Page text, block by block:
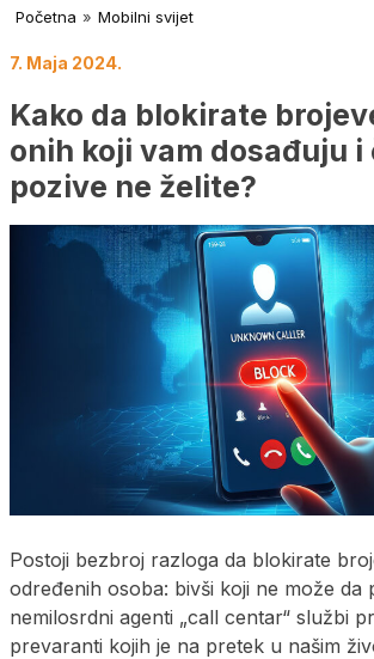
Početna » Mobilni svijet
7. Maja 2024.
Kako da blokirate
onih koji vam dosađuju i
pozive ne želite?
Postoji bezbroj razloga da blokirate
određenih osoba: bivši koji ne može da
nemilosrdni agenti „call centar“ službi
prevaranti kojih je na pretek u našim